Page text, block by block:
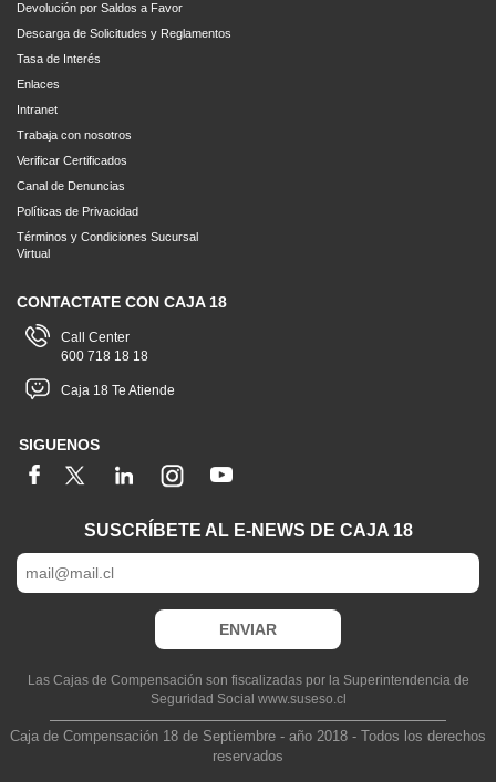
Devolución por Saldos a Favor
Descarga de Solicitudes y Reglamentos
Tasa de Interés
Enlaces
Intranet
Trabaja con nosotros
Verificar Certificados
Canal de Denuncias
Políticas de Privacidad
Términos y Condiciones Sucursal
Virtual
CONTACTATE CON CAJA 18
Call Center
600 718 18 18
Caja 18 Te Atiende
SIGUENOS
SUSCRÍBETE AL E-NEWS DE CAJA 18
Las Cajas de Compensación son fiscalizadas por la Superintendencia de
Seguridad Social www.suseso.cl
Caja de Compensación 18 de Septiembre - año 2018 - Todos los derechos
reservados